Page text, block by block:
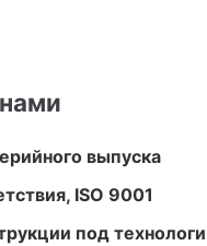
выпуска
ISO 9001
под